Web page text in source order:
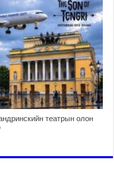
театрын олон